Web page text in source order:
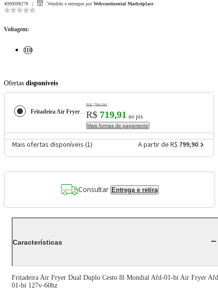
4000098278 Vendido e entregue por Webcontinental Marketplace
Voltagem:
110
Ofertas disponíveis
Fritadeira Air Fryer Dual Duplo Cesto 8l Mondial Afd-01-bi Air Fryer Afd-01-bi 127v-60hz
R$ 799,90
R$ 719,91 no pix
Mais formas de pagamento
Mais ofertas disponíveis (1) A partir de R$ 799,90
Consultar Entrega e retira
Características
Fritadeira Air Fryer Dual Duplo Cesto 8l Mondial Afd-01-bi Air Fryer
01-bi 127v-60hz